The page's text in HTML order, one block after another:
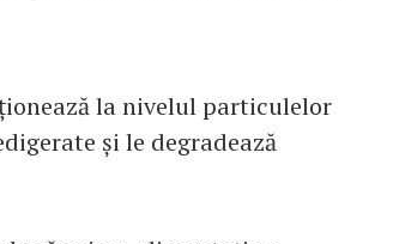
la nivelul particulelor
și le degradează